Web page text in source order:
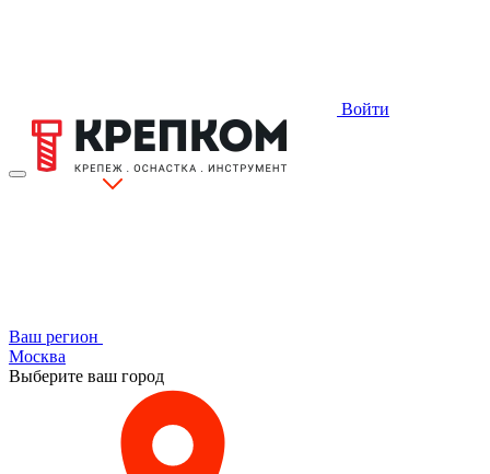
Войти
Ваш регион
Москва
Выберите ваш город